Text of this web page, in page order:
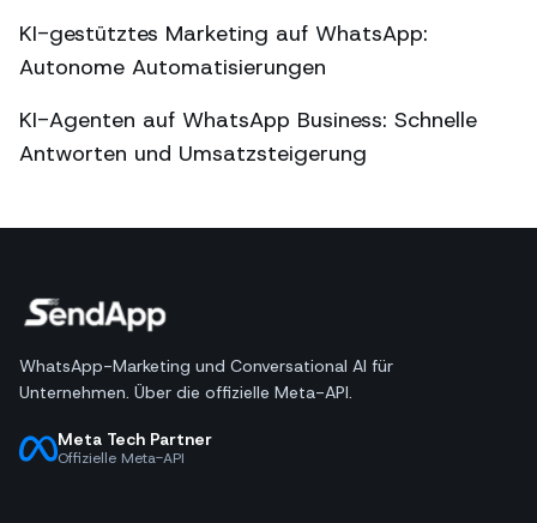
KI-gestütztes Marketing auf WhatsApp:
Autonome Automatisierungen
KI-Agenten auf WhatsApp Business: Schnelle
Antworten und Umsatzsteigerung
WhatsApp-Marketing und Conversational AI für
Unternehmen. Über die offizielle Meta-API.
Meta Tech Partner
Offizielle Meta-API